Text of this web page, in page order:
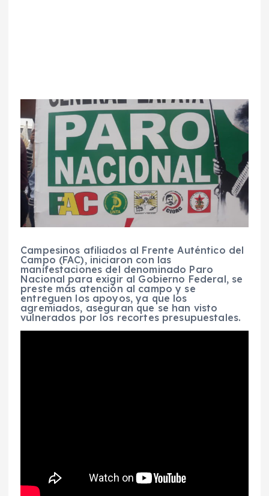
Campesinos afiliados al Frente Auténtico del
Campo (FAC), iniciaron con las
manifestaciones del denominado Paro
Nacional para exigir al Gobierno Federal, se
preste más atención al campo y se
entreguen los apoyos, ya que los
agremiados, aseguran que se han visto
vulnerados por los recortes presupuestales.